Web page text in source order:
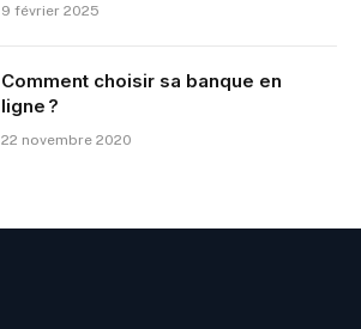
9 février 2025
Comment choisir sa banque en
ligne ?
22 novembre 2020